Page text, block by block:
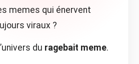
memes qui énervent
viraux ?
du ragebait meme.